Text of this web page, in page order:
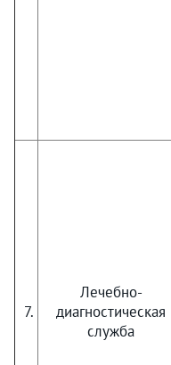
7.
Лечебно-
диагностическая
служба